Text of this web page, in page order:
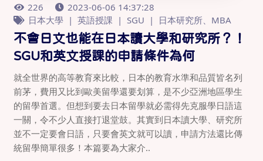
226
2023-06-06 14:37:28
日本大學
英語授課 SGU 日本研究所、MBA
不會日文也能在日本讀大學和研究所？！
SGU和英文授課的申請條件為何
就全世界的高等教育來比較，日本的教育水準和品質皆名列
前茅，費用又比到歐美留學還要划算，是不少亞洲地區學生
的留學首選。但想到要去日本留學就必需得先克服學日語這
一關，令不少人直接打退堂鼓。其實到日本讀大學、研究所
並不一定要會日語，只要會英文就可以讀，申請方法還比傳
統留學簡單很多！本篇要為大家介..